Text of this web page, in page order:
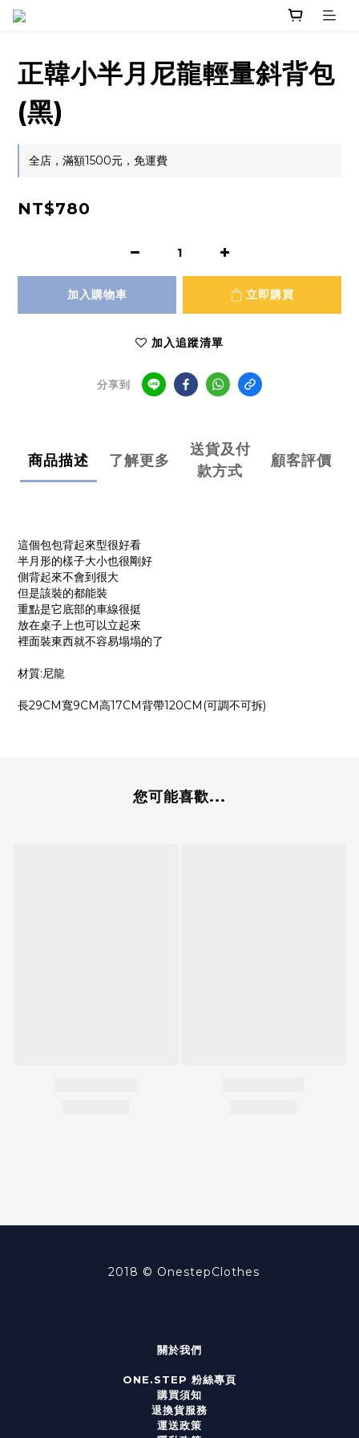
正韓小半月尼龍輕量斜背包
(黑)
全店，滿額1500元，免運費
NT$780
加入購物車 立即購買
加入追蹤清單
分享到
商品描述 了解更多
送貨及付
款方式
顧客評價
這個包包背起來型很好看
半月形的樣子大小也很剛好
側背起來不會到很大
但是該裝的都能裝
重點是它底部的車線很挺
放在桌子上也可以立起來
裡面裝東西就不容易塌塌的了
材質:尼龍
長29CM寬9CM高17CM背帶120CM(可調不可拆)
您可能喜歡...
2018 © OnestepClothes
關於我們
ONE.STEP 粉絲專頁
購買須知
退換貨服務
運送政策